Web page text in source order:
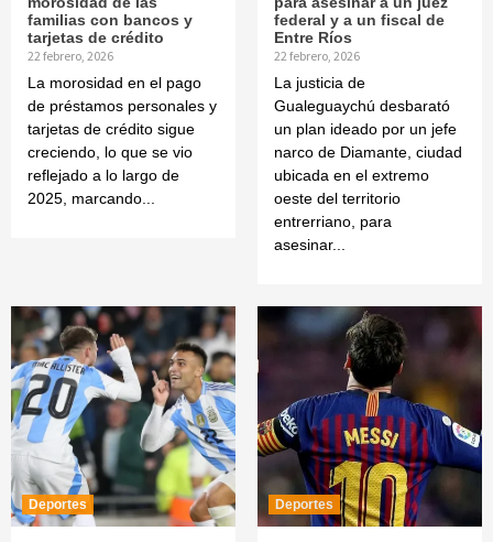
familias con bancos y
tarjetas de crédito
22 febrero, 2026
La morosidad en el pago
de préstamos personales y
tarjetas de crédito sigue
creciendo, lo que se vio
reflejado a lo largo de
2025, marcando...
federal y a un fiscal de
Entre Ríos
22 febrero, 2026
La justicia de
Gualeguaychú desbarató
un plan ideado por un jefe
narco de Diamante, ciudad
ubicada en el extremo
oeste del territorio
entrerriano, para
asesinar...
Deportes Deportes